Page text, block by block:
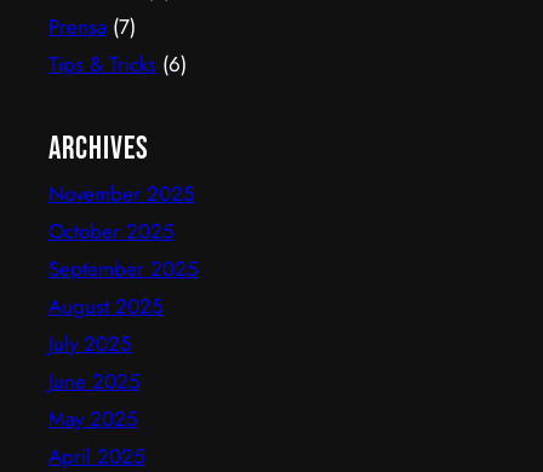
Prensa (7)
Tips & Tricks (6)
Archives
November 2025
October 2025
September 2025
August 2025
July 2025
June 2025
May 2025
April 2025